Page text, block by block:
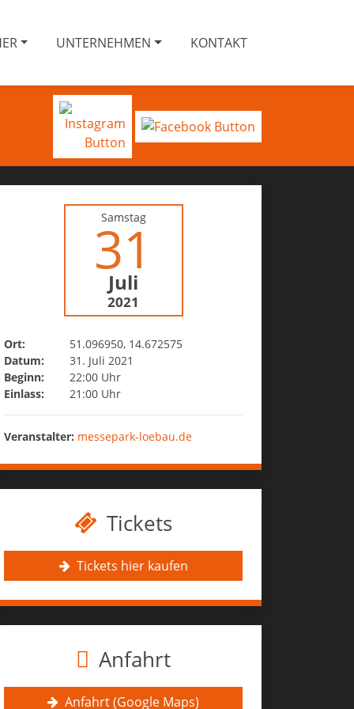
UNTERNEHMEN KONTAKT
Samstag
31
Juli
2021
Ort:
51.096950, 14.672575
Datum:
31. Juli 2021
Beginn:
22:00 Uhr
Einlass:
21:00 Uhr
Veranstalter: messepark-loebau.de
Tickets
Tickets hier kaufen
Anfahrt
Anfahrt (Google Maps)